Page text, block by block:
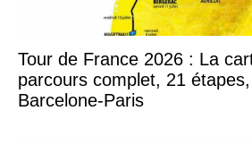
Tour de France 2026 : La
parcours complet, 21
Barcelone-Paris